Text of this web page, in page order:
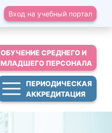
Вход на учебный портал
ОБУЧЕНИЕ СРЕДНЕГО И
МЛАДШЕГО ПЕРСОНАЛА
ПЕРИОДИЧЕСКАЯ
АККРЕДИТАЦИЯ